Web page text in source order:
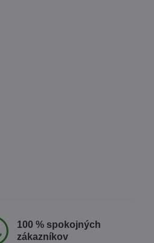
100 % spokojných
zákazníkov